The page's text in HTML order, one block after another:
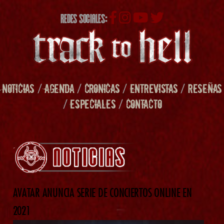
REDES SOCIALES:
NOTICIAS /AGENDA/ CRONICAS/ENTREVISTAS/RESEÑAS
/ESPECIALES/ CONTACTO
AVATAR ANUNCIA SERIE DE CONCIERTOS ONLINE EN
2021